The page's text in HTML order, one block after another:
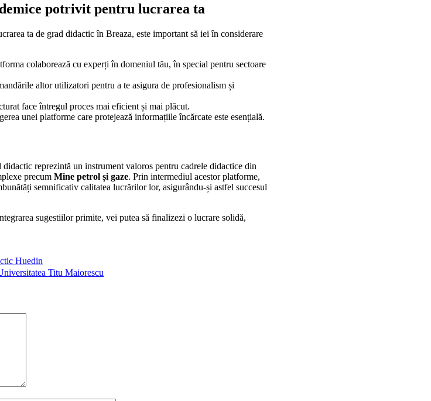
potrivit pentru lucrarea ta
ta de grad didactic în Breaza, este important să iei în considerare
colaborează cu experți în domeniul tău, în special pentru sectoare
altor utilizatori pentru a te asigura de profesionalism și
face întregul proces mai eficient și mai plăcut.
unei platforme care protejează informațiile încărcate este esențială.
reprezintă un instrument valoros pentru cadrele didactice din
precum Mine petrol și gaze. Prin intermediul acestor platforme,
semnificativ calitatea lucrărilor lor, asigurându-și astfel succesul
sugestiilor primite, vei putea să finalizezi o lucrare solidă,
Huedin
Titu Maiorescu